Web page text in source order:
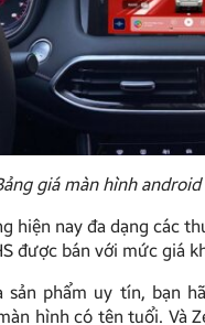
giá màn hình android
hiện nay đa dạng các
được bán với mức giá
sản phẩm uy tín, bạn
hình có tên tuổi. Và